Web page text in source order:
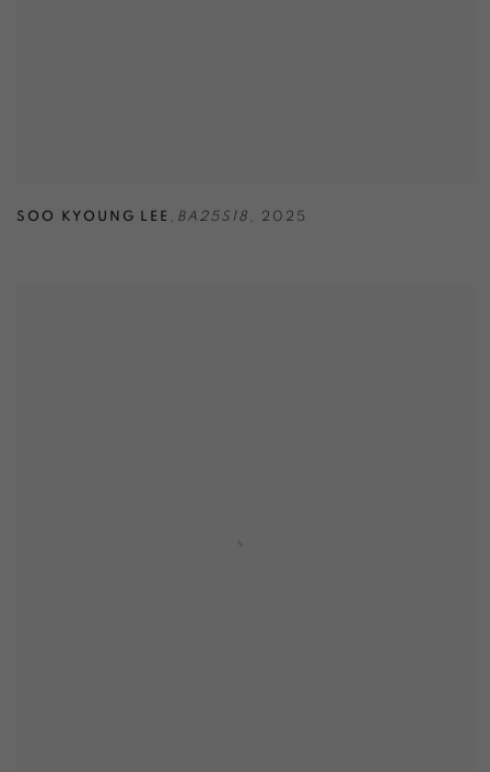
SOO KYOUNG LEE , BA25S18 , 2025